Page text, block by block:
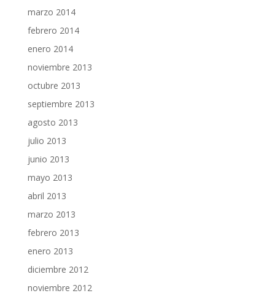
marzo 2014
febrero 2014
enero 2014
noviembre 2013
octubre 2013
septiembre 2013
agosto 2013
julio 2013
junio 2013
mayo 2013
abril 2013
marzo 2013
febrero 2013
enero 2013
diciembre 2012
noviembre 2012